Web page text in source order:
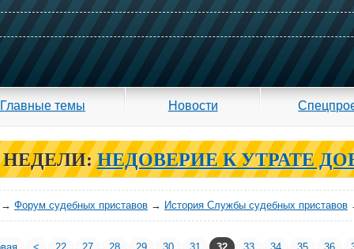
Главные темы Новости
НЕДОВЕРИЕ К УТРАТЕ
→ Форум судебных приставов → История Службы судебных приставов